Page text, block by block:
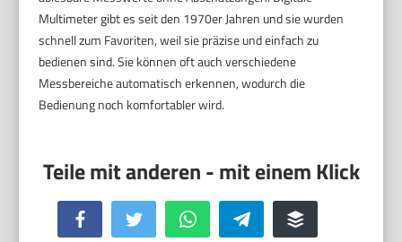
Multimeter gibt es seit den 1970er Jahren und sie wurden
schnell zum Favoriten, weil sie präzise und einfach zu
bedienen sind. Sie können oft auch verschiedene
Messbereiche automatisch erkennen, wodurch die
Bedienung noch komfortabler wird.
Facebook Twitter WhatsApp Telegram Buffer